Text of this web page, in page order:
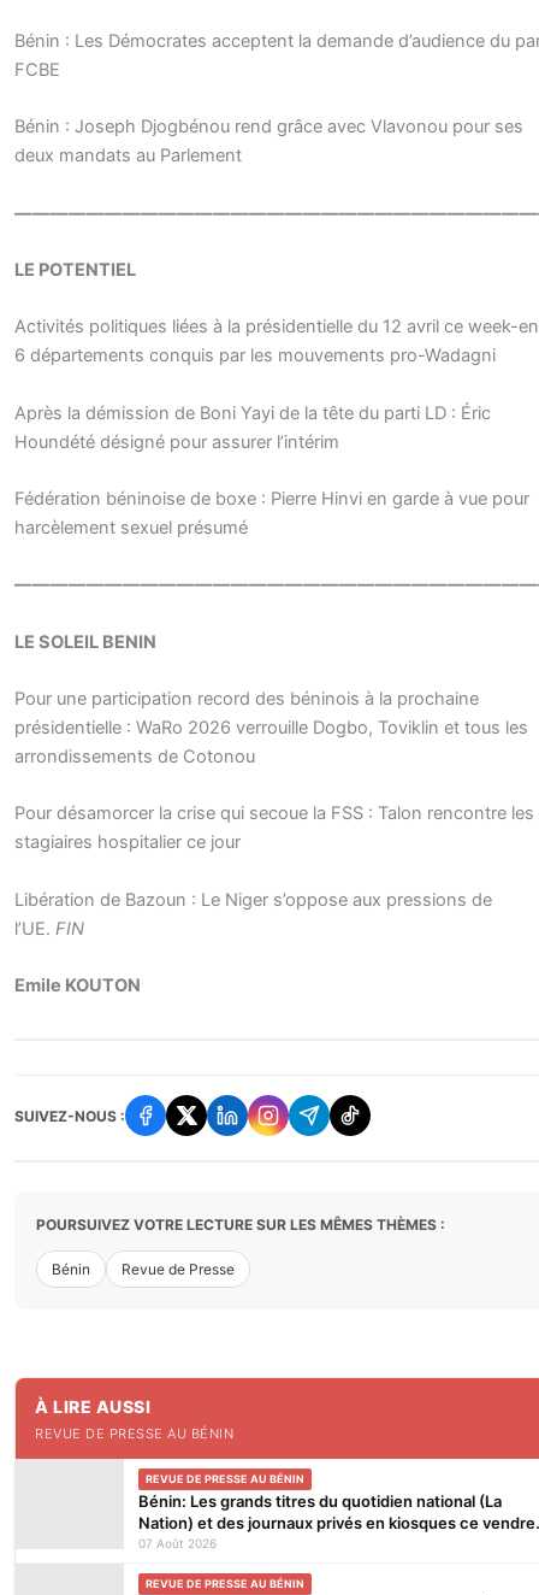
Bénin : Les Démocrates acceptent la demande d’audience du
FCBE
Bénin : Joseph Djogbénou rend grâce avec Vlavonou pour ses
deux mandats au Parlement
LE POTENTIEL
Activités politiques liées à la présidentielle du 12 avril ce week-
6 départements conquis par les mouvements pro-Wadagni
Après la démission de Boni Yayi de la tête du parti LD : Éric
Houndété désigné pour assurer l’intérim
Fédération béninoise de boxe : Pierre Hinvi en garde à vue pour
harcèlement sexuel présumé
LE SOLEIL BENIN
Pour une participation record des béninois à la prochaine
présidentielle : WaRo 2026 verrouille Dogbo, Toviklin et tous les
arrondissements de Cotonou
Pour désamorcer la crise qui secoue la FSS : Talon rencontre les
stagiaires hospitalier ce jour
Libération de Bazoun : Le Niger s’oppose aux pressions de
l’UE. FIN
Emile KOUTON
SUIVEZ-NOUS :
POURSUIVEZ VOTRE LECTURE SUR LES MÊMES THÈMES :
Bénin Revue de Presse
À LIRE AUSSI
REVUE DE PRESSE AU BÉNIN
REVUE DE PRESSE AU BÉNIN
Bénin: Les grands titres du quotidien national (La
Nation) et des journaux privés en kiosques ce
7 Août 2026
07 Août 2026
REVUE DE PRESSE AU BÉNIN